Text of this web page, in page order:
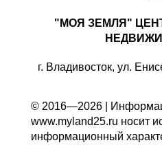
"МОЯ ЗЕМЛЯ"
г. Владивосток, ул.
© 2016—2026 |
www.myland25.ru носит
информационный